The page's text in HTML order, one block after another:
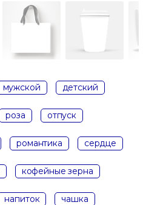
мужской детский
роза отпуск
романтика сердце
кофейные зерна
напиток чашка